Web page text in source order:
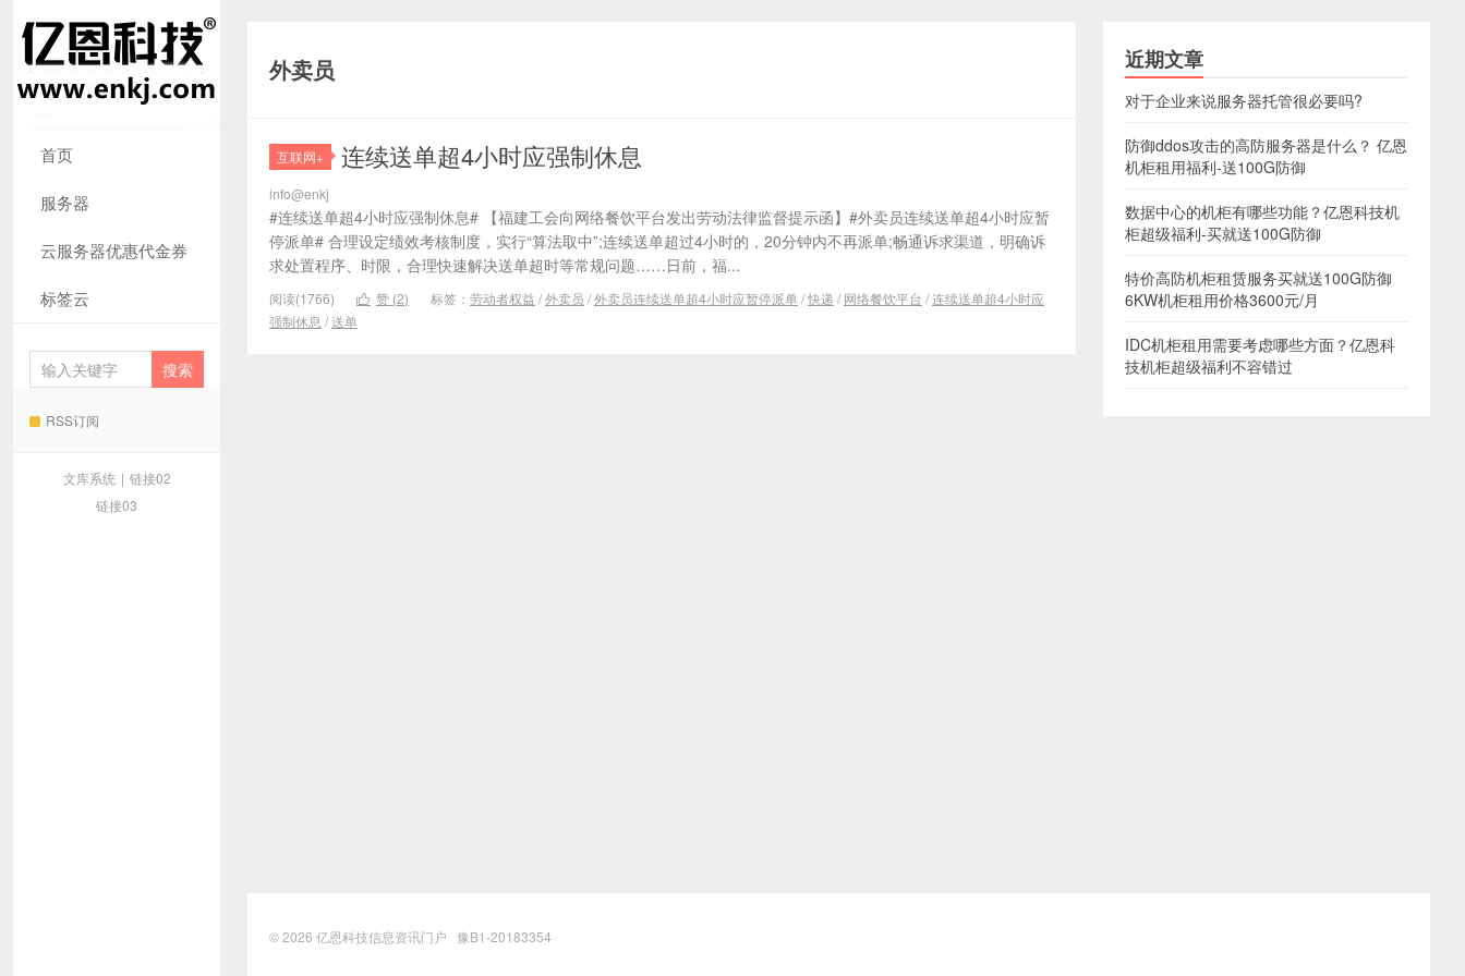
首页
服务器
云服务器优惠代金券
标签云
RSS订阅
文库系统 | 链接02
链接03
外卖员
互联网+ 连续送单超4小时应强制休息
info@enkj
#连续送单超4小时应强制休息# 【福建工会向网络餐饮平台发出劳动法律监督提示函】#外卖员连续送单超4小时应暂
停派单# 合理设定绩效考核制度，实行“算法取中”;连续送单超过4小时的，20分钟内不再派单;畅通诉求渠道，明确诉
求处置程序、时限，合理快速解决送单超时等常规问题……日前，福...
阅读(1766)  赞 (2) 标签： 劳动者权益 /外卖员 /外卖员连续送单超4小时应暂停派单/快递 / 网络餐饮平台 /连续送单超4小时应
强制休息 /送单
近期文章
对于企业来说服务器托管很必要吗?
防御ddos攻击的高防服务器是什么？ 亿恩
机柜租用福利-送100G防御
数据中心的机柜有哪些功能？亿恩科技机
柜超级福利-买就送100G防御
特价高防机柜租赁服务买就送100G防御
6KW机柜租用价格3600元/月
IDC机柜租用需要考虑哪些方面？亿恩科
技机柜超级福利不容错过
© 2026 亿恩科技信息资讯门户 豫B1-20183354